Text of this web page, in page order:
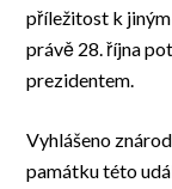
příležitost k
právě 28. října
prezidentem.
Vyhlášeno
památku této